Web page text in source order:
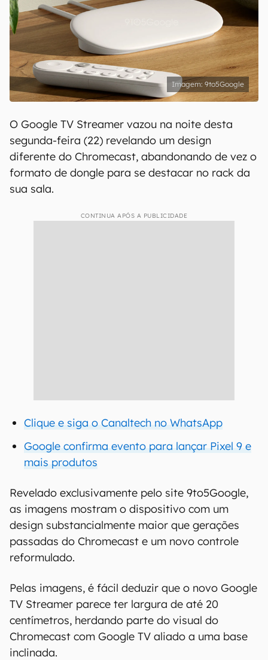
9to5Google
O Google TV Streamer vazou na noite desta
segunda-feira (22) revelando um design
diferente do Chromecast, abandonando de vez o
formato de dongle para se destacar no rack da
sua sala.
CONTINUA APÓS A PUBLICIDADE
Clique e siga o Canaltech no WhatsApp
Google confirma evento para lançar Pixel 9 e
mais produtos
Revelado exclusivamente pelo site 9to5Google,
as imagens mostram o dispositivo com um
design substancialmente maior que gerações
passadas do Chromecast e um novo controle
reformulado.
Pelas imagens, é fácil deduzir que o novo Google
TV Streamer parece ter largura de até 20
centímetros, herdando parte do visual do
Chromecast com Google TV aliado a uma base
inclinada.